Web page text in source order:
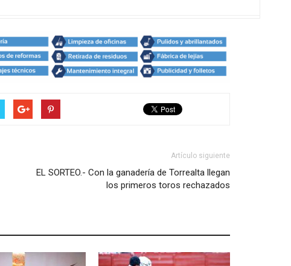
Artículo siguiente
EL SORTEO.- Con la ganadería de Torrealta llegan
los primeros toros rechazados